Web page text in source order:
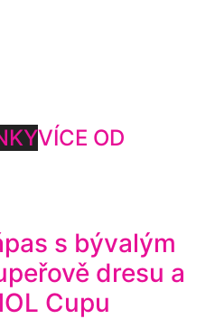
VÍCE OD
s bývalým
dresu a
Cupu